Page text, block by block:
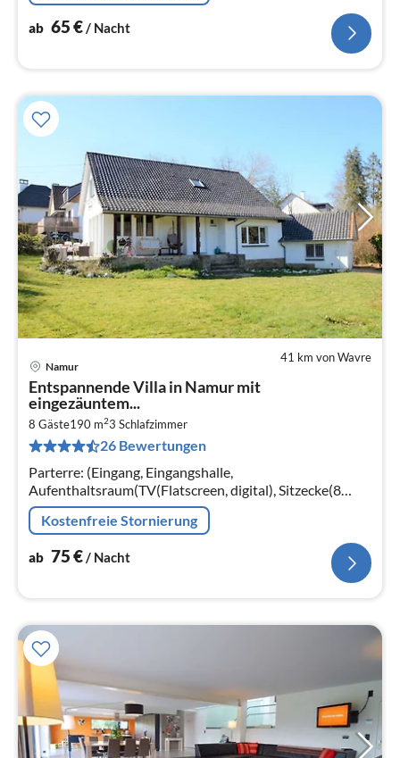
ab 65€/ Nacht
41 km von Wavre
Namur
Entspannende Villa in Namur mit
eingezäuntem...
8 Gäste190 m23 Schlafzimmer
26 Bewertungen
Parterre: (Eingang, Eingangshalle,
Aufenthaltsraum(TV(Flatscreen, digital), Sitzecke(8
Personen), Radio, Stereoanlage), Esszimmer(Esstisch(8
Personen))
Kostenfreie Stornierung
ab 75€/ Nacht